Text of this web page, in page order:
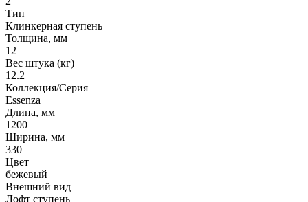
Тип
Клинкерная ступень
Толщина, мм
12
Вес штука (кг)
12.2
Коллекция/Серия
Essenza
Длина, мм
1200
Ширина, мм
330
Цвет
бежевый
Внешний вид
Лофт ступень